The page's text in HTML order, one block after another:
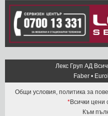
Лекс Груп АД
Faber •
Общи условия, политика за
*Всички цени
Към